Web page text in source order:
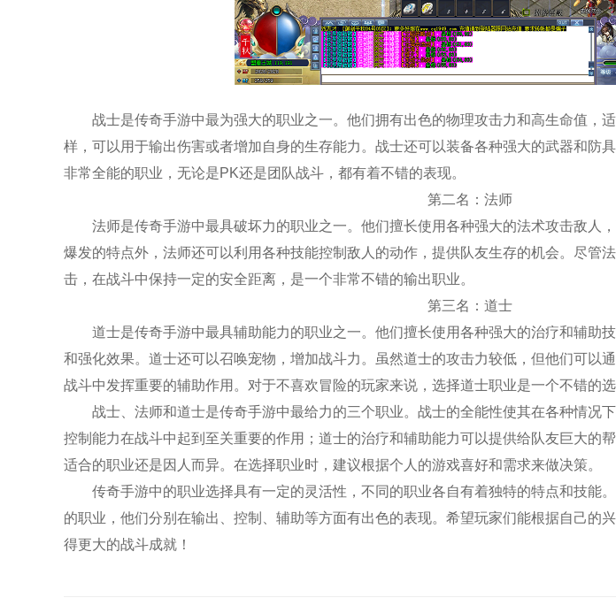
战士是传奇手游中最为强大的职业之一。他们拥有出色的物理攻击力和高生命值，
样，可以用于输出伤害或者增加自身的生存能力。战士还可以装备各种强大的武器和防
非常全能的职业，无论是PK还是团队战斗，都有着不错的表现。
第二名：法师
法师是传奇手游中最具破坏力的职业之一。他们擅长使用各种强大的法术攻击敌人
爆发的特点外，法师还可以利用各种技能控制敌人的动作，提供队友生存的机会。尽管
击，在战斗中保持一定的安全距离，是一个非常不错的输出职业。
第三名：道士
道士是传奇手游中最具辅助能力的职业之一。他们擅长使用各种强大的治疗和辅助
和强化效果。道士还可以召唤宠物，增加战斗力。虽然道士的攻击力较低，但他们可以
战斗中发挥重要的辅助作用。对于不喜欢冒险的玩家来说，选择道士职业是一个不错的选
战士、法师和道士是传奇手游中最给力的三个职业。战士的全能性使其在各种情况
控制能力在战斗中起到至关重要的作用；道士的治疗和辅助能力可以提供给队友巨大的
适合的职业还是因人而异。在选择职业时，建议根据个人的游戏喜好和需求来做决策。
传奇手游中的职业选择具有一定的灵活性，不同的职业各自有着独特的特点和技能
的职业，他们分别在输出、控制、辅助等方面有出色的表现。希望玩家们能根据自己的
得更大的战斗成就！